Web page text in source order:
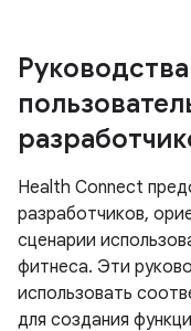
Health Connect
разработчиков,
сценарии
фитнеса. Эти
использовать
для создания